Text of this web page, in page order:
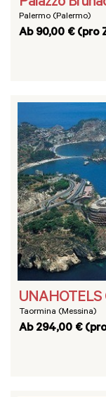
Palermo (Palermo)
Ab 90,00 € (pro
UNAHOTELS
Taormina (Messina)
Ab 294,00 €